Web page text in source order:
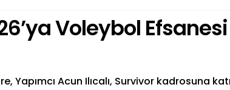
Voleybol
Yapımcı Acun Ilıcalı, Survivor kadrosuna